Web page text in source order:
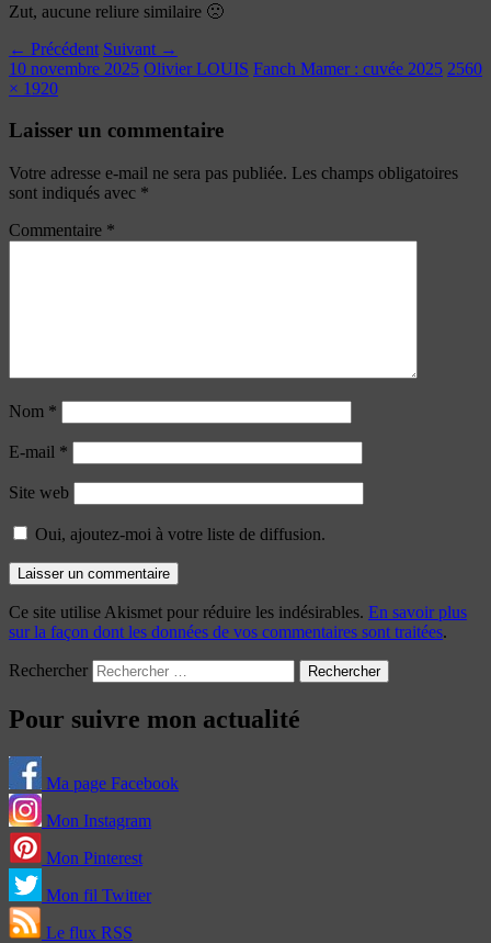
Zut, aucune reliure similaire 🙁
← Précédent Suivant →
10 novembre 2025 Olivier LOUIS Fanch Mamer : cuvée 2025 2560
× 1920
Laisser un commentaire
Votre adresse e-mail ne sera pas publiée. Les champs obligatoires
sont indiqués avec *
Commentaire *
Nom *
E-mail *
Site web
Oui, ajoutez-moi à votre liste de diffusion.
Ce site utilise Akismet pour réduire les indésirables. En savoir plus
sur la façon dont les données de vos commentaires sont traitées.
Rechercher
Pour suivre mon actualité
Ma page Facebook
Mon Instagram
Mon Pinterest
Mon fil Twitter
Le flux RSS